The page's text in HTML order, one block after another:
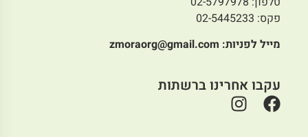
פקס: 02-5445233
מייל לפניות:zmoraorg@gmail.com
עקבו אחרינו ברשתות